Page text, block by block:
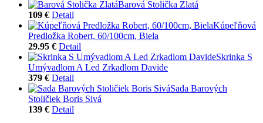
Barová Stolička Zlatá
109 € Detail
Kúpeľňová
Predložka Robert, 60/100cm, Biela
29.95 € Detail
Skrinka S
Umývadlom A Led Zrkadlom Davide
379 € Detail
Sada Barových
Stoličiek Boris Sivá
139 € Detail